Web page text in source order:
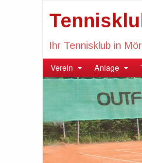
Ihr Tennisklub in
Verein
Anlage